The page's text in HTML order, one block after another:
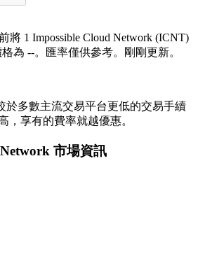
將 1 Impossible Cloud Network (ICNT)
為 --。匯率僅供參考。剛剛更新。
於多數主流交易平台更低的交易手續
，享有的費率就越優惠。
市場資訊